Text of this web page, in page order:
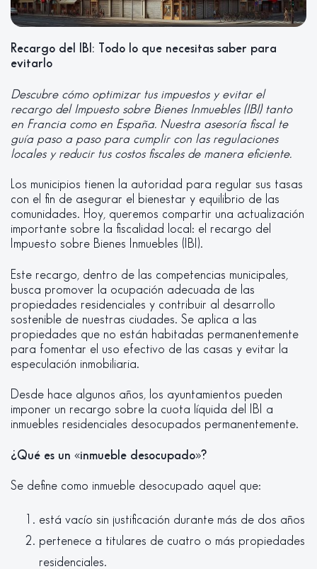
Recargo del IBI: Todo lo que necesitas saber para
evitarlo
Descubre cómo optimizar tus impuestos y evitar el
recargo del Impuesto sobre Bienes Inmuebles (IBI) tanto
en Francia como en España. Nuestra asesoría fiscal te
guía paso a paso para cumplir con las regulaciones
locales y reducir tus costos fiscales de manera eficiente.
Los municipios tienen la autoridad para regular sus tasas
con el fin de asegurar el bienestar y equilibrio de las
comunidades. Hoy, queremos compartir una actualización
importante sobre la fiscalidad local: el recargo del
Impuesto sobre Bienes Inmuebles (IBI).
Este recargo, dentro de las competencias municipales,
busca promover la ocupación adecuada de las
propiedades residenciales y contribuir al desarrollo
sostenible de nuestras ciudades. Se aplica a las
propiedades que no están habitadas permanentemente
para fomentar el uso efectivo de las casas y evitar la
especulación inmobiliaria.
Desde hace algunos años, los ayuntamientos pueden
imponer un recargo sobre la cuota líquida del IBI a
inmuebles residenciales desocupados permanentemente.
¿Qué es un «inmueble desocupado»?
Se define como inmueble desocupado aquel que:
está vacío sin justificación durante más de dos años
pertenece a titulares de cuatro o más propiedades
residenciales.